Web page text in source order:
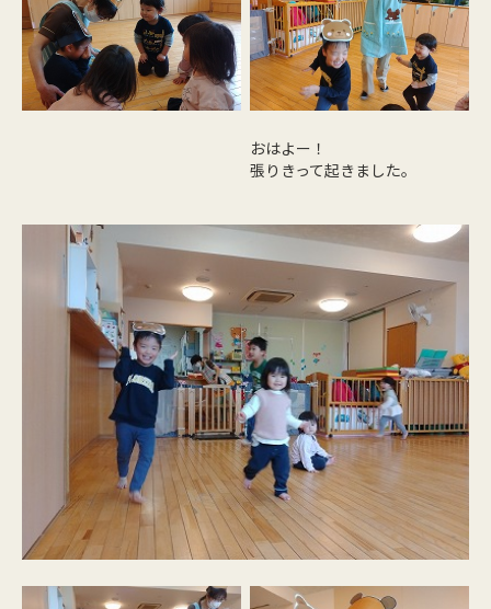
おはよー！
張りきって起きました。